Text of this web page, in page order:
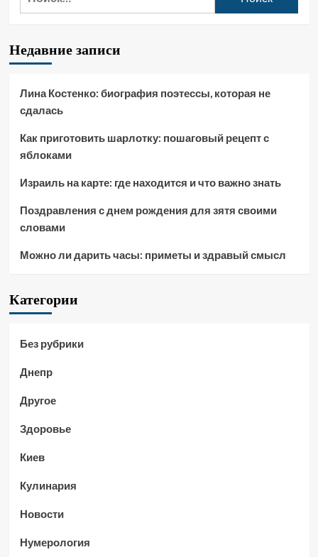
Недавние записи
Лина Костенко: биография поэтессы, которая не
сдалась
Как приготовить шарлотку: пошаговый рецепт с
яблоками
Израиль на карте: где находится и что важно знать
Поздравления с днем рождения для зятя своими
словами
Можно ли дарить часы: приметы и здравый смысл
Категории
Без рубрики
Днепр
Другое
Здоровье
Киев
Кулинария
Новости
Нумерология